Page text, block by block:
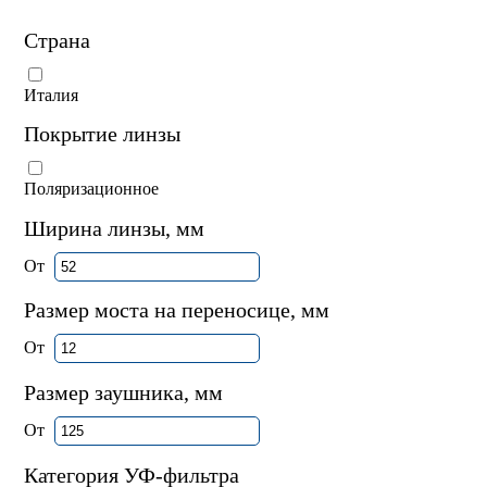
Страна
Италия
Покрытие линзы
Поляризационное
Ширина линзы, мм
От
Размер моста на переносице, мм
От
Размер заушника, мм
От
Категория УФ-фильтра